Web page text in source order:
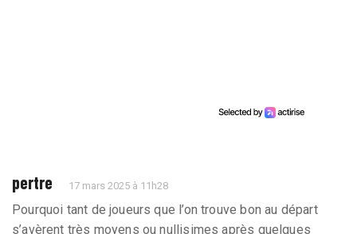
pertre 17 mars 2025 à 11h28
Pourquoi tant de joueurs que l’on trouve bon au départ
s’avèrent très moyens ou nullisimes après quelques